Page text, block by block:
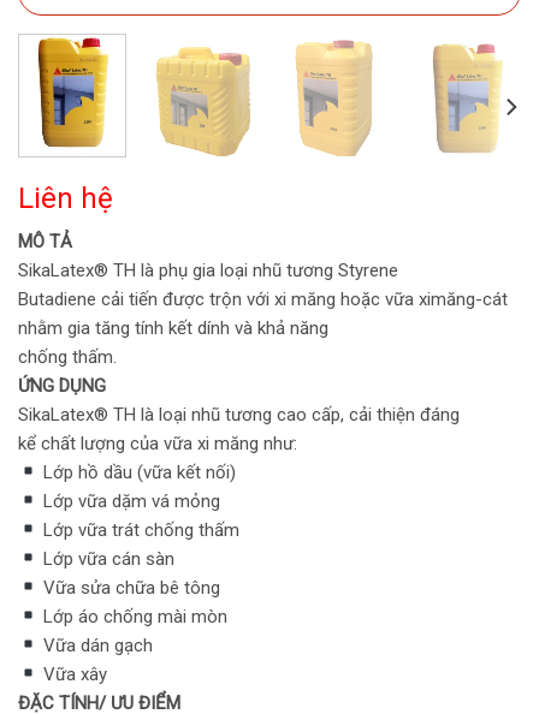
Liên hệ
MÔ TẢ
SikaLatex® TH là phụ gia loại nhũ tương Styrene
Butadiene cải tiến được trộn với xi măng hoặc vữa ximăng-cát
nhằm gia tăng tính kết dính và khả năng
chống thấm.
ỨNG DỤNG
SikaLatex® TH là loại nhũ tương cao cấp, cải thiện đáng
kể chất lượng của vữa xi măng như:
Lớp hồ dầu (vữa kết nối)
Lớp vữa dặm vá mỏng
Lớp vữa trát chống thấm
Lớp vữa cán sàn
Vữa sửa chữa bê tông
Lớp áo chống mài mòn
Vữa dán gạch
Vữa xây
ĐẶC TÍNH/ ƯU ĐIỂM